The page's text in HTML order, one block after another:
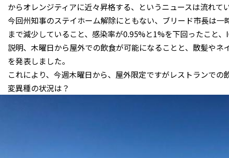
からオレンジティアに近々昇格する、というニュースは流れて
今回州知事のステイホーム解除にともない、ブリード市長は一
まで減少していること、感染率が0.95%と1%を下回ったこと
説明、木曜日から屋外での飲食が可能になることと、散髪やネ
を発表しました。
これにより、今週木曜日から、屋外限定ですがレストランでの
変異種の状況は？